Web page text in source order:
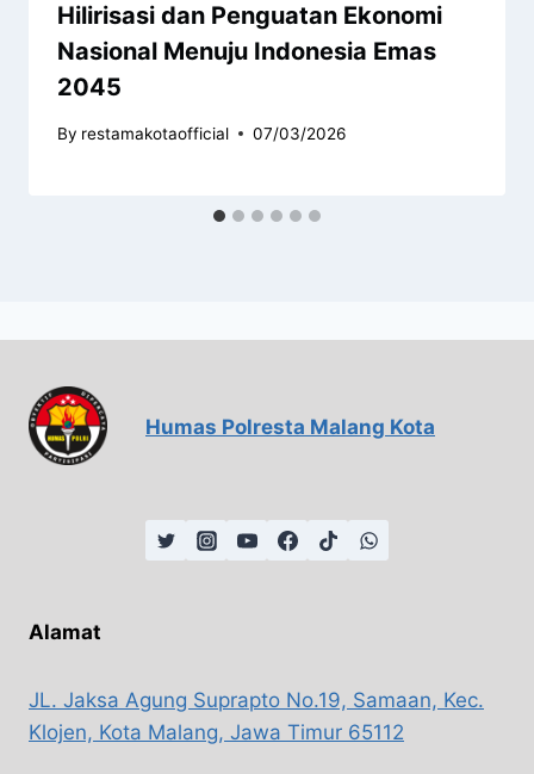
Hilirisasi dan Penguatan Ekonomi
Nasional Menuju Indonesia Emas
2045
By restamakotaofficial 07/03/2026
Humas Polresta Malang Kota
Alamat
JL. Jaksa Agung Suprapto No.19, Samaan, Kec.
Klojen, Kota Malang, Jawa Timur 65112